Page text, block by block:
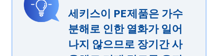
세키스이 PE제품은 가수
분해로 인한 열화가 일어
나지 않으므로 장기간 사